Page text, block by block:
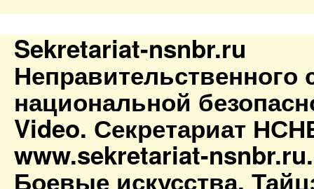
Sekretariat-nsnbr.ru
Неправительственного
национальной
Video. Секретариат
www.sekretariat-
Боевые искусства.